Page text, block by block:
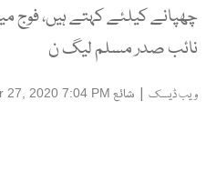
چھپانے کیلئے کہتے ہیں،
نائب صدر مسلم لیگ ن
ویب ڈیسک | شائع 27, 2020 7:04 PM